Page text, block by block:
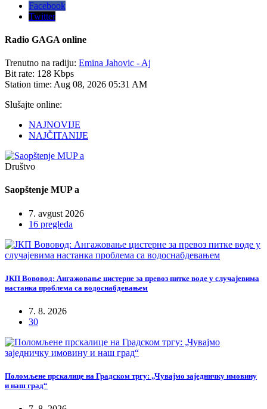
Facebook
Twitter
Radio GAGA online
Trenutno na radiju: Emina Jahovic - Aj
Bit rate: 128 Kbps
Station time: Aug 08, 2026 05:31 AM
Slušajte online:
NAJNOVIJE
NAJČITANIJE
Društvo
Saopštenje MUP a
7. avgust 2026
16 pregleda
ЈКП Вововод: Ангажовање цистерне за превоз питке воде у случајевима
настанка проблема са водоснабдевањем
7. 8. 2026
30
Поломљене прскалице на Градском тргу: „Чувајмо заједничку имовину
и наш град“